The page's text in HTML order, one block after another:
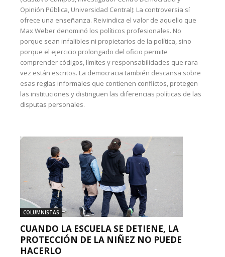
Opinión Pública, Universidad Central): La controversia sí
ofrece una enseñanza. Reivindica el valor de aquello que
Max Weber denominó los políticos profesionales. No
porque sean infalibles ni propietarios de la política, sino
porque el ejercicio prolongado del oficio permite
comprender códigos, límites y responsabilidades que rara
vez están escritos. La democracia también descansa sobre
esas reglas informales que contienen conflictos, protegen
las instituciones y distinguen las diferencias políticas de las
disputas personales.
COLUMNISTAS
CUANDO LA ESCUELA SE DETIENE, LA
PROTECCIÓN DE LA NIÑEZ NO PUEDE
HACERLO